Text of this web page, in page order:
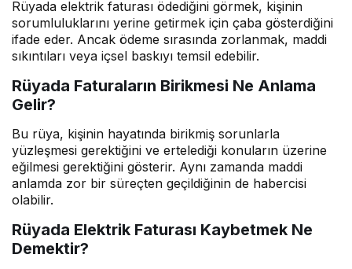
Rüyada elektrik faturası ödediğini görmek, kişinin
sorumluluklarını yerine getirmek için çaba gösterdiğini
ifade eder. Ancak ödeme sırasında zorlanmak, maddi
sıkıntıları veya içsel baskıyı temsil edebilir.
Rüyada Faturaların Birikmesi Ne Anlama
Gelir?
Bu rüya, kişinin hayatında birikmiş sorunlarla
yüzleşmesi gerektiğini ve ertelediği konuların üzerine
eğilmesi gerektiğini gösterir. Aynı zamanda maddi
anlamda zor bir süreçten geçildiğinin de habercisi
olabilir.
Rüyada Elektrik Faturası Kaybetmek Ne
Demektir?